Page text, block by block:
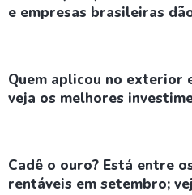
e empresas brasileiras
Quem aplicou no exterior
veja os melhores
Cadê o ouro? Está entre
rentáveis em setembro;